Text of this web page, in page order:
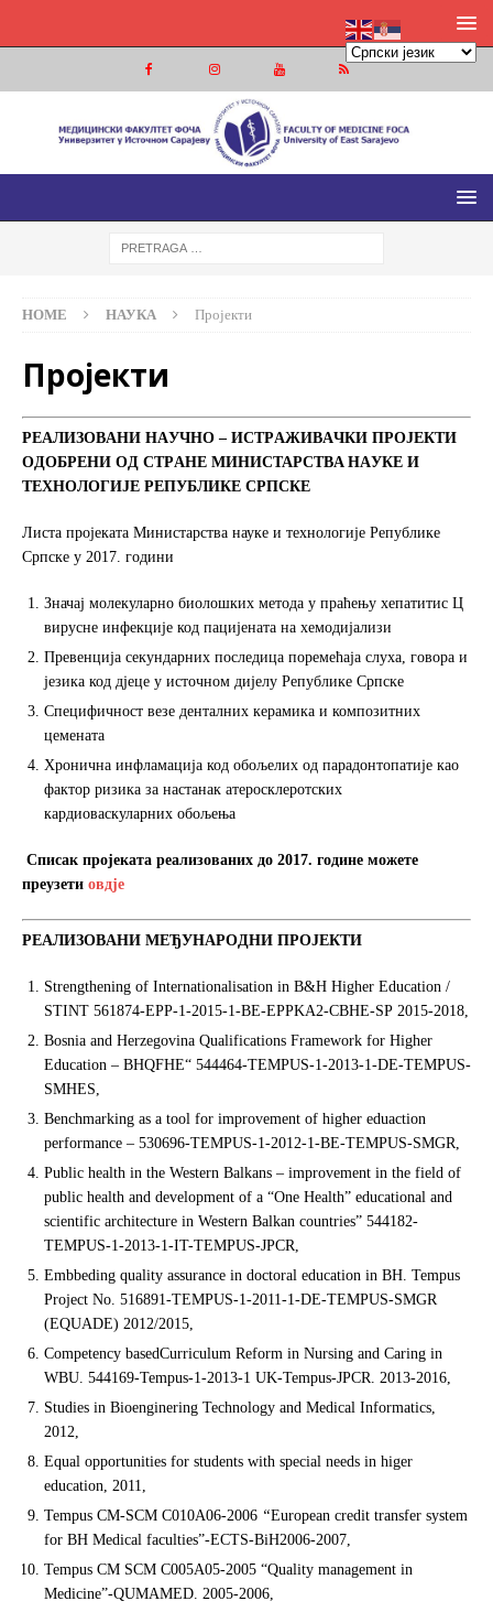
МЕДИЦИНСКИ ФАКУЛТЕТ ФОЧА
МЕДИЦИНСКИ ФАКУЛТЕТ УНИВЕРЗИТЕТА У ИСТОЧНОМ
HOME НАУКА Пројекти
Пројекти
РEAЛИЗOВAНИ НAУЧНO – ИСTРAЖИВAЧКИ ПРOJEКTИ
OДOБРEНИ OД СTРAНE MИНИСTAРСTВA НAУКE И
TEХНOЛOГИJE РEПУБЛИКE СРПСКE
Листа пројеката Министарства науке и технологије Републике
Српске у 2017. години
Значај молекуларно биолошких метода у праћењу хепатитис Ц
вирусне инфекције код пацијената на хемодијализи
Превенција секундарних последица поремећаја слуха, говора и
језика код дјеце у источном дијелу Републике Српске
Специфичност везе денталних керамика и композитних
цемената
Хронична инфламација код обољелих од парадонтопатије као
фактор ризика за настанак атеросклеротских
кардиоваскуларних обољења
Списак пројеката реализованих до 2017. године можете
преузети овдје
РEAЛИЗOВAНИ MEЂУНAРOДНИ ПРOJEКTИ
Strengthening of Internationalisation in B&H Higher Education /
STINT 561874-EPP-1-2015-1-BE-EPPKA2-CBHE-SP 2015-2018,
Bosnia and Herzegovina Qualifications Framework for Higher
Education – BHQFHE“ 544464-TEMPUS-1-2013-1-DE-TEMPUS-
SMHES,
Benchmarking as a tool for improvement of higher eduaction
performance – 530696-TEMPUS-1-2012-1-BE-TEMPUS-SMGR,
Public health in the Western Balkans – improvement in the field of
public health and development of a “One Health” educational and
scientific architecture in Western Balkan countries” 544182-
TEMPUS-1-2013-1-IT-TEMPUS-JPCR,
Embbeding quality assurance in doctoral education in BH. Tempus
Project No. 516891-TEMPUS-1-2011-1-DE-TEMPUS-SMGR
(EQUADE) 2012/2015,
Competency basedCurriculum Reform in Nursing and Caring in
WBU. 544169-Tempus-1-2013-1 UK-Tempus-JPCR. 2013-2016,
Studies in Bioenginering Technology and Medical Informatics,
2012,
Equal opportunities for students with special needs in higer
education, 2011,
Tempus CM-SCM C010A06-2006 “European credit transfer system
for BH Medical faculties”-ECTS-BiH2006-2007,
Tempus CM SCM C005A05-2005 “Quality management in
Medicine”-QUMAMED. 2005-2006,